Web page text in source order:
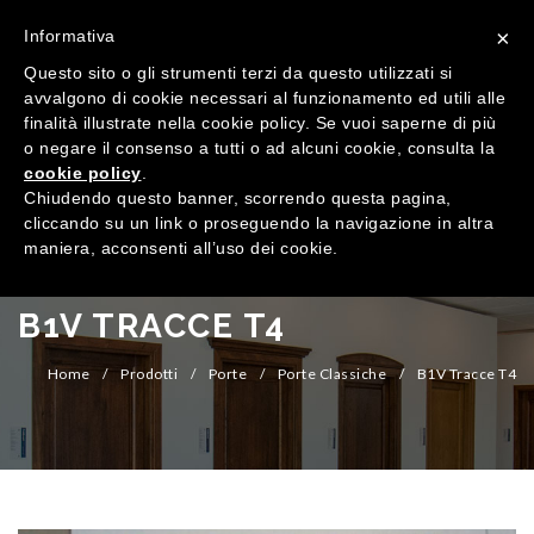
MENU
HOME
AZIENDA
QUALITÀ
B1V TRACCE T4
Home / Prodotti / Porte / Porte Classiche / B1V Tracce T4
×
Informativa
Questo sito o gli strumenti terzi da questo utilizzati si
avvalgono di cookie necessari al funzionamento ed utili alle
finalità illustrate nella cookie policy. Se vuoi saperne di più
o negare il consenso a tutti o ad alcuni cookie, consulta la
cookie policy
Chiudendo questo banner, scorrendo questa pagina,
cliccando su un link o proseguendo la navigazione in altra
maniera, acconsenti all’uso dei cookie.